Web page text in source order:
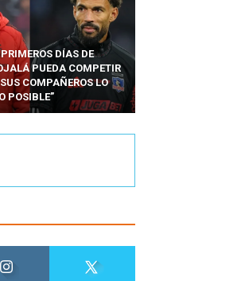
DÍAS DE
PUEDA COMPETIR
COMPAÑEROS LO
POSIBLE”